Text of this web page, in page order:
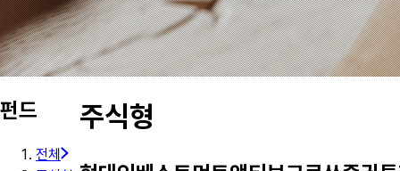
펀드
전체
주식형